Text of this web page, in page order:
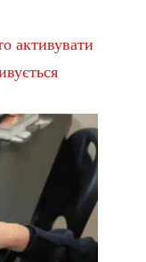
активувати